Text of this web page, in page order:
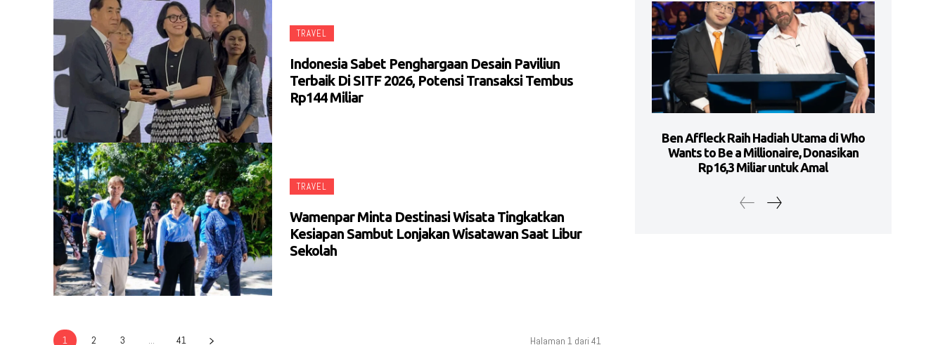
TRAVEL
Indonesia Sabet Penghargaan Desain Paviliun
Terbaik Di SITF 2026, Potensi Transaksi Tembus
Rp144 Miliar
TRAVEL
Wamenpar Minta Destinasi Wisata Tingkatkan
Kesiapan Sambut Lonjakan Wisatawan Saat Libur
Sekolah
1 2 3 ... 41 Halaman 1 dari 41
Ben Affleck Raih Hadiah Utama di Who
Wants to Be a Millionaire, Donasikan
Rp16,3 Miliar untuk Amal